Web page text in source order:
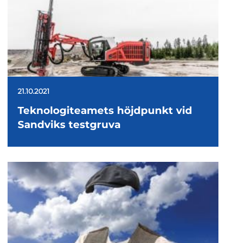
21.10.2021
Teknologiteamets höjdpunkt vid
Sandviks testgruva